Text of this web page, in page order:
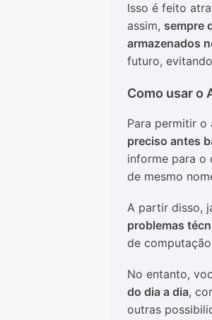
Isso é feito
assim, sempre
armazenados
futuro,
Como usar o
Para permitir o
preciso antes
informe para o
de mesmo
A partir disso,
problemas
de
No entanto,
do dia a dia,
outras